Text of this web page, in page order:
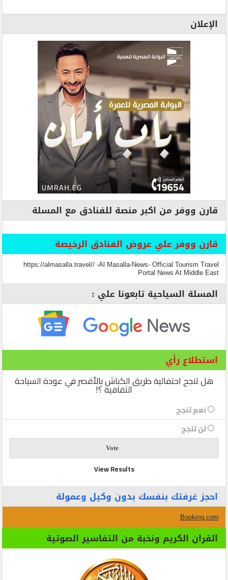
الإعلان
قارن ووفر من اكبر منصة للفنادق مع المسلة
قارن ووفر علي عروض الفنادق الرخيصة
https://almasalla.travel// -Al Masalla-News- Official Tourism Travel
Portal News At Middle East
المسلة السياحية تابعونا علي :
استطلاع رأي
هل تنجح احتفالية طريق الكباش بالأقصر في عودة السياحة
الثقافية ؟!
نعم تنجح
لن تنجح
View Results
احجز غرفتك بنفسك بدون وكيل وعمولة
Booking.com
القران الكريم ونخبة من التفاسير الصوتية